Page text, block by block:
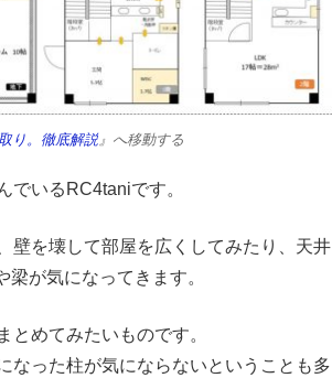
り。徹底解説』へ移動する
でいるRC4taniです。
壁を壊して部屋を広くしてみたり、天井
が気になってきます。
めてみたいものです。
なった柱が気にならないということも多